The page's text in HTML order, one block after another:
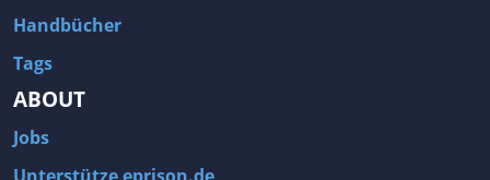
Handbücher
Tags
ABOUT
Jobs